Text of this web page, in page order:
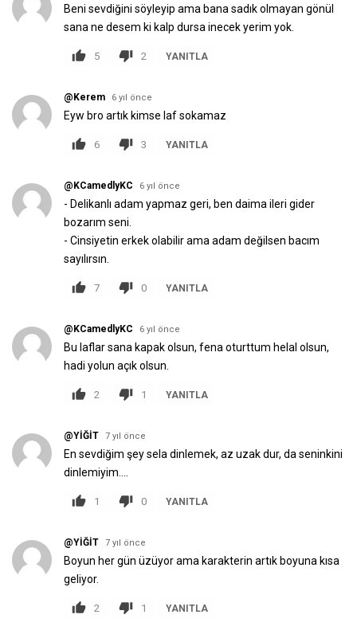
Beni sevdiğini söyleyip ama bana sadık olmayan gönül
sana ne desem ki kalp dursa inecek yerim yok.
5 2 YANITLA
@Kerem 6 yıl önce
Eyw bro artık kimse laf sokamaz
6 3 YANITLA
@KCamedlyKC 6 yıl önce
- Delikanlı adam yapmaz geri, ben daima ileri gider
bozarım seni.
- Cinsiyetin erkek olabilir ama adam değilsen bacım
sayılırsın.
7 0 YANITLA
@KCamedlyKC 6 yıl önce
Bu laflar sana kapak olsun, fena oturttum helal olsun,
hadi yolun açık olsun.
2 1 YANITLA
@YİĞİT 7 yıl önce
En sevdiğim şey sela dinlemek, az uzak dur, da seninkini
dinlemiyim....
1 0 YANITLA
@YİĞİT 7 yıl önce
Boyun her gün üzüyor ama karakterin artık boyuna kısa
geliyor.
2 1 YANITLA